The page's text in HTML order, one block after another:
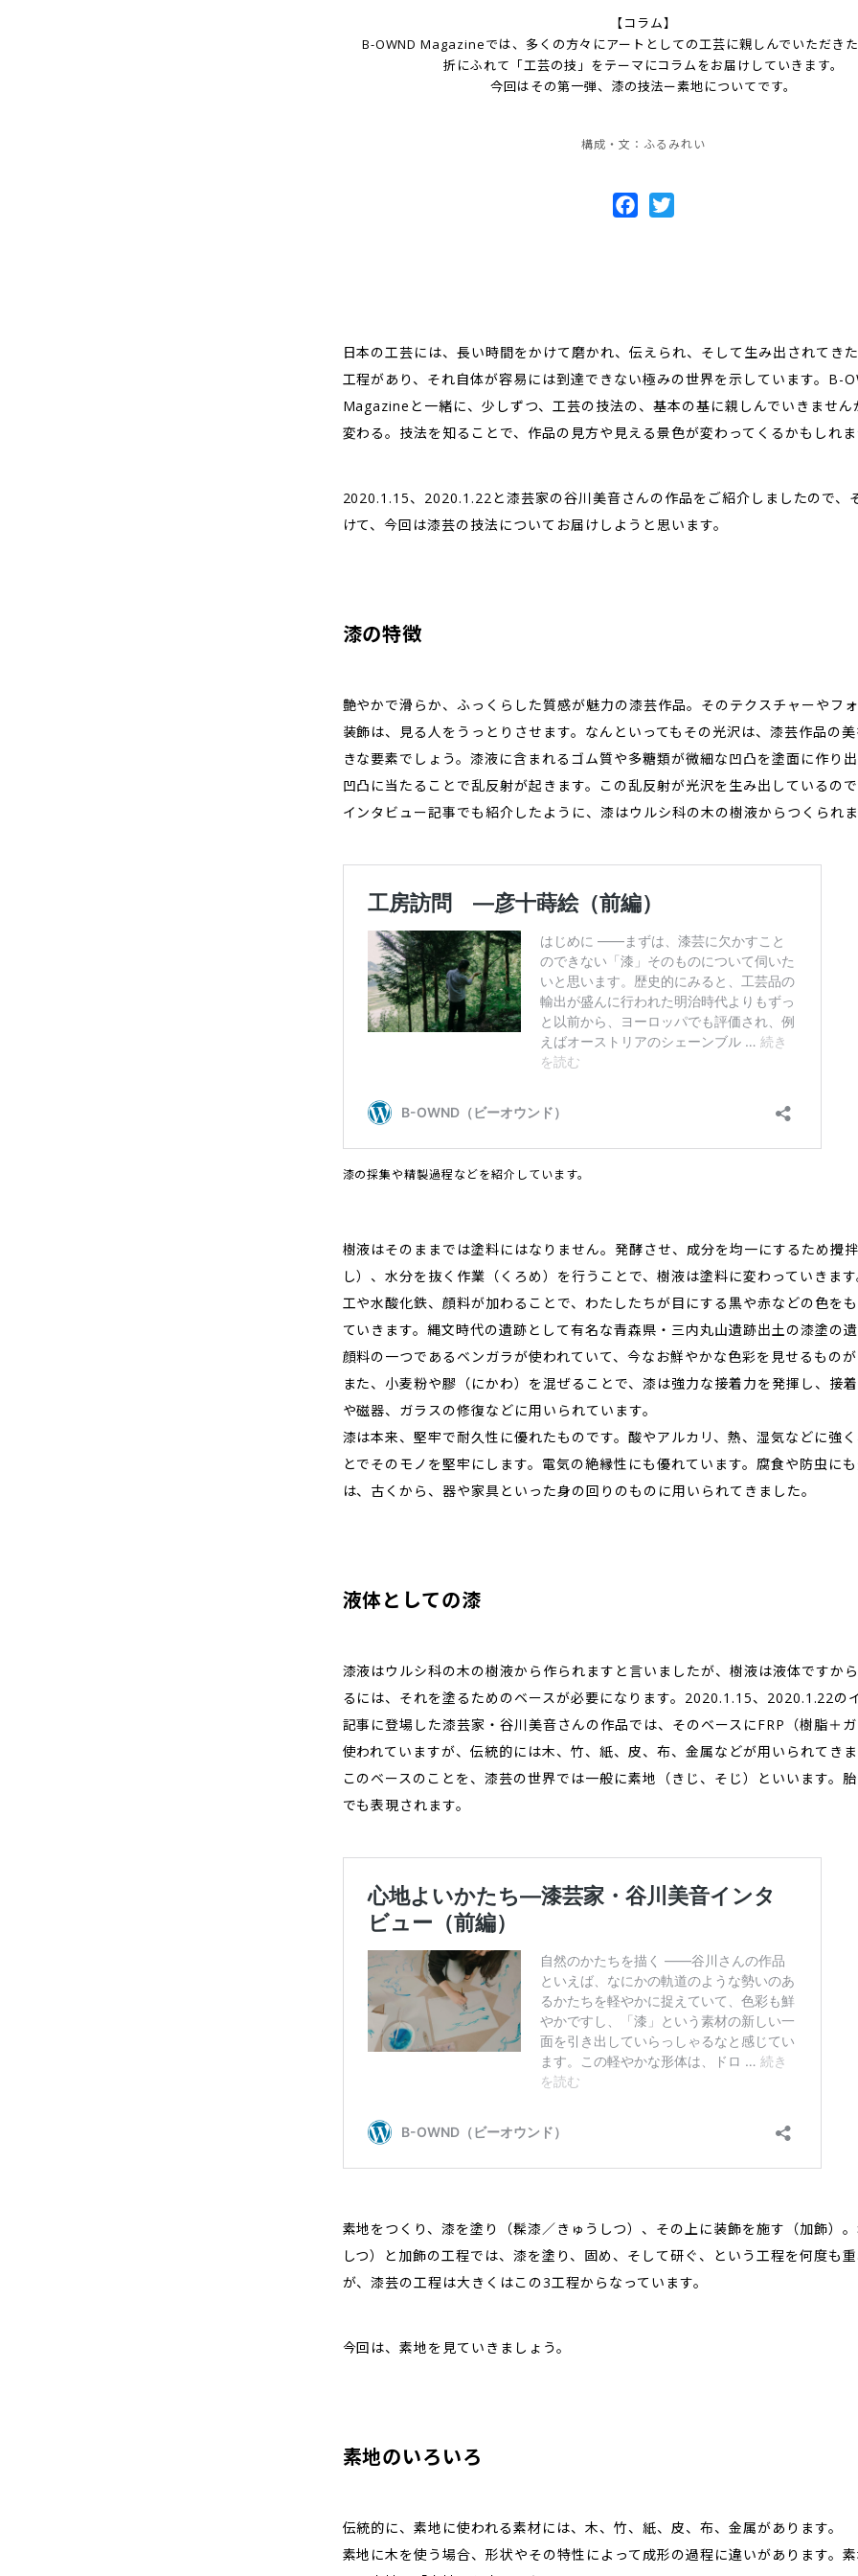
【コラム】
B-OWND Magazineでは、多くの方々にアートとしての工芸に親しんでいただきた
折にふれて「工芸の技」をテーマにコラムをお届けしていきます。
今回はその第一弾、漆の技法ー素地についてです。
構成・文：ふるみれい
Facebook
日本の工芸には、長い時間をかけて磨かれ、伝えられ、そして生み出されてき
工程があり、それ自体が容易には到達できない極みの世界を示しています。B-
Magazineと一緒に、少しずつ、工芸の技法の、基本の基に親しんでいきません
変わる。技法を知ることで、作品の見方や見える景色が変わってくるかもしれま
2020.1.15、2020.1.22と漆芸家の谷川美音さんの作品をご紹介しましたので、
けて、今回は漆芸の技法についてお届けしようと思います。
漆の特徴
艶やかで滑らか、ふっくらした質感が魅力の漆芸作品。そのテクスチャーやフ
装飾は、見る人をうっとりさせます。なんといってもその光沢は、漆芸作品の
きな要素でしょう。漆液に含まれるゴム質や多糖類が微細な凹凸を塗面に作り
凹凸に当たることで乱反射が起きます。この乱反射が光沢を生み出しているの
インタビュー記事でも紹介したように、漆はウルシ科の木の樹液からつくられま
漆の採集や精製過程などを紹介しています。
樹液はそのままでは塗料にはなりません。発酵させ、成分を均一にするため攪
し）、水分を抜く作業（くろめ）を行うことで、樹液は塗料に変わっていきま
工や水酸化鉄、顔料が加わることで、わたしたちが目にする黒や赤などの色を
ていきます。縄文時代の遺跡として有名な青森県・三内丸山遺跡出土の漆塗の
顔料の一つであるベンガラが使われていて、今なお鮮やかな色彩を見せるものが
また、小麦粉や膠（にかわ）を混ぜることで、漆は強力な接着力を発揮し、接
や磁器、ガラスの修復などに用いられています。
漆は本来、堅牢で耐久性に優れたものです。酸やアルカリ、熱、湿気などに強
とでそのモノを堅牢にします。電気の絶縁性にも優れています。腐食や防虫に
は、古くから、器や家具といった身の回りのものに用いられてきました。
液体としての漆
漆液はウルシ科の木の樹液から作られますと言いましたが、樹液は液体ですか
るには、それを塗るためのベースが必要になります。2020.1.15、2020.1.22の
記事に登場した漆芸家・谷川美音さんの作品では、そのベースにFRP（樹脂＋
使われていますが、伝統的には木、竹、紙、皮、布、金属などが用いられてきま
このベースのことを、漆芸の世界では一般に素地（きじ、そじ）といいます。
でも表現されます。
素地をつくり、漆を塗り（髹漆／きゅうしつ）、その上に装飾を施す（加飾）
しつ）と加飾の工程では、漆を塗り、固め、そして研ぐ、という工程を何度も
が、漆芸の工程は大きくはこの3工程からなっています。
今回は、素地を見ていきましょう。
素地のいろいろ
伝統的に、素地に使われる素材には、木、竹、紙、皮、布、金属があります。
素地に木を使う場合、形状やその特性によって成形の過程に違いがあります。